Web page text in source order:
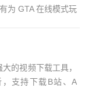
为 GTA 在线模式玩
的视频下载工具，
支持下载B站、A